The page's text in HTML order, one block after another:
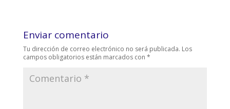
Enviar comentario
Tu dirección de correo electrónico no será publicada. Los
campos obligatorios están marcados con *